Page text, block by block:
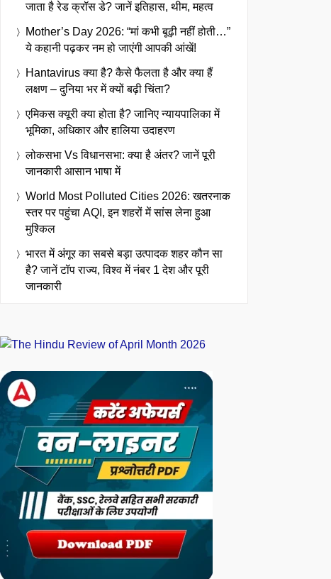
जाता है रेड क्रॉस डे? जानें इतिहास, थीम, महत्व
Mother’s Day 2026: “मां कभी बूढ़ी नहीं होती…”
ये कहानी पढ़कर नम हो जाएंगी आपकी आंखें!
Hantavirus क्या है? कैसे फैलता है और क्या हैं
लक्षण – दुनिया भर में क्यों बढ़ी चिंता?
एमिकस क्यूरी क्या होता है? जानिए न्यायपालिका में
भूमिका, अधिकार और हालिया उदाहरण
लोकसभा Vs विधानसभा: क्या है अंतर? जानें पूरी
जानकारी आसान भाषा में
World Most Polluted Cities 2026: खतरनाक
स्तर पर पहुंचा AQI, इन शहरों में सांस लेना हुआ
मुश्किल
भारत में अंगूर का सबसे बड़ा उत्पादक शहर कौन सा
है? जानें टॉप राज्य, विश्व में नंबर 1 देश और पूरी
जानकारी